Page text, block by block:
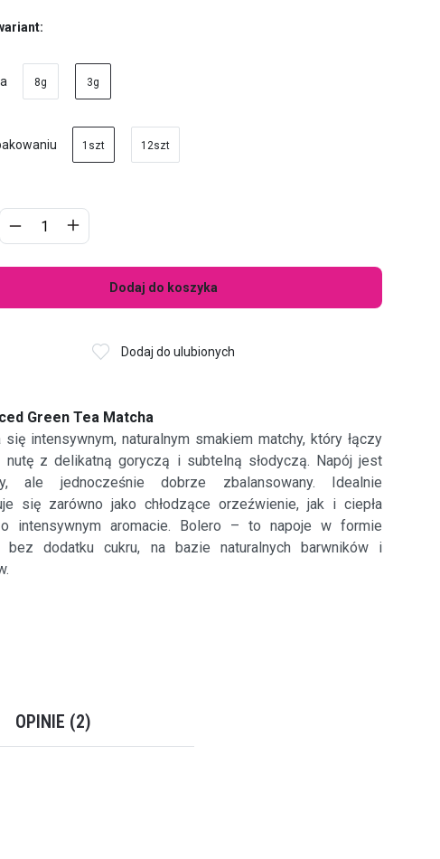
8g 3g
1szt 12szt
Dodaj do koszyka
Dodaj do ulubionych
Green Tea Matcha
się intensywnym, naturalnym smakiem matchy, który łączy
nutę z delikatną goryczą i subtelną słodyczą. Napój jest
ale jednocześnie dobrze zbalansowany. Idealnie
się zarówno jako chłodzące orzeźwienie, jak i ciepła
intensywnym aromacie. Bolero – to napoje w formie
bez dodatku cukru, na bazie naturalnych barwników i
OPINIE 2